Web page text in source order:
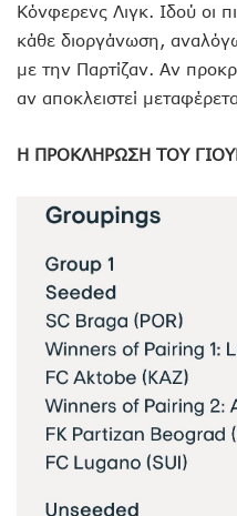
Κόνφερενς Λιγκ. Ιδού οι
κάθε διοργάνωση,
με την Παρτίζαν. Αν
αν αποκλειστεί
Η ΠΡΟΚΛΗΡΩΣΗ ΤΟΥ